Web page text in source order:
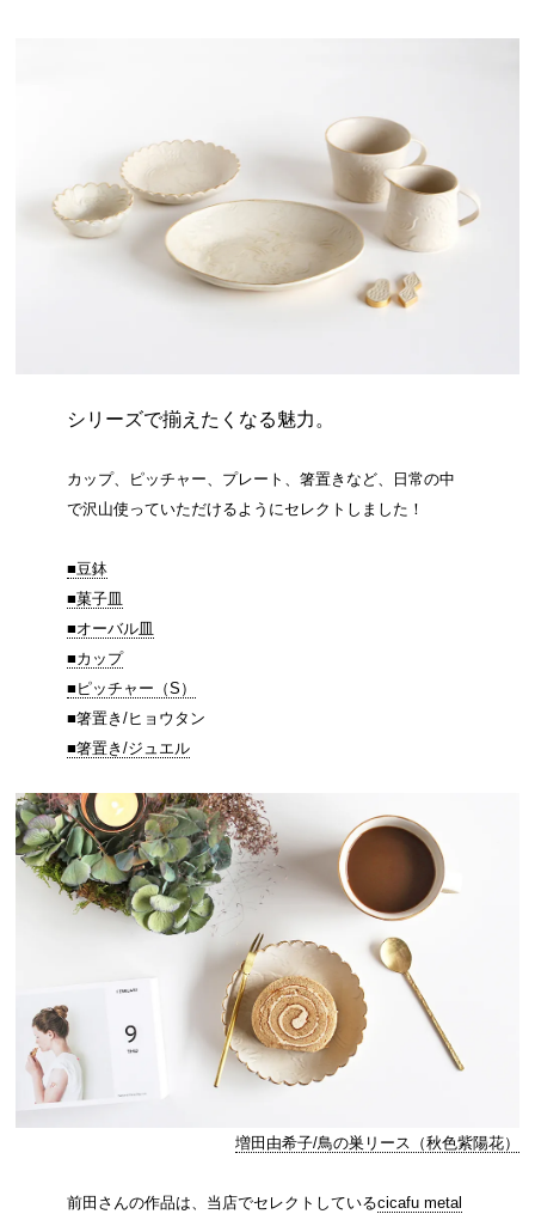
シリーズで揃えたくなる魅力。
カップ、ピッチャー、プレート、箸置きなど、日常の中
で沢山使っていただけるようにセレクトしました！
■豆鉢
■菓子皿
■オーバル皿
■カップ
■ピッチャー（S）
■箸置き/ヒョウタン
■箸置き/ジュエル
増田由希子/鳥の巣リース（秋色紫陽花）
前田さんの作品は、当店でセレクトしているcicafu metal